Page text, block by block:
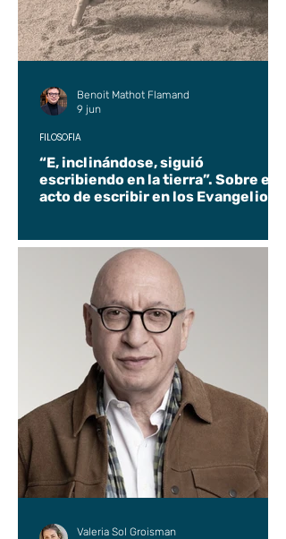
“E, inclinándose, siguió
escribiendo en la tierra”. Sobre el
acto de escribir en los Evangelios.
FILOSOFÍA
Benoit Mathot Flamand
9 jun
Valeria Sol Groisman